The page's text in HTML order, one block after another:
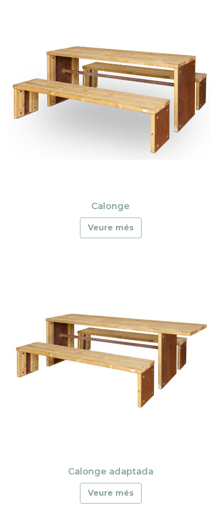
Calonge
Veure més
Calonge adaptada
Veure més